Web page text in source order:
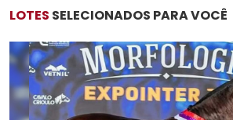
LOTES SELECIONADOS PARA VOCÊ